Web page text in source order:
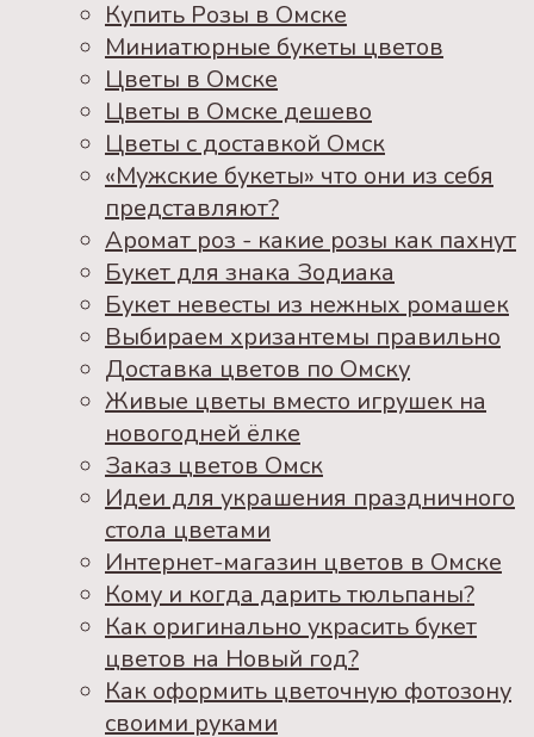
Купить Розы в Омске
Миниатюрные букеты цветов
Цветы в Омске
Цветы в Омске дешево
Цветы с доставкой Омск
«Мужские букеты» что они из себя
представляют?
Аромат роз - какие розы как пахнут
Букет для знака Зодиака
Букет невесты из нежных ромашек
Выбираем хризантемы правильно
Доставка цветов по Омску
Живые цветы вместо игрушек на
новогодней ёлке
Заказ цветов Омск
Идеи для украшения праздничного
стола цветами
Интернет-магазин цветов в Омске
Кому и когда дарить тюльпаны?
Как оригинально украсить букет
цветов на Новый год?
Как оформить цветочную фотозону
своими руками